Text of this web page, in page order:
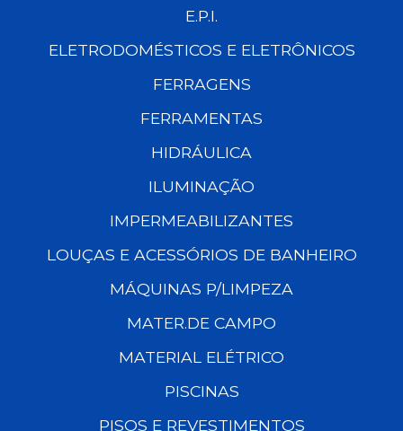
E.P.I.
ELETRODOMÉSTICOS E ELETRÔNICOS
FERRAGENS
FERRAMENTAS
HIDRÁULICA
ILUMINAÇÃO
IMPERMEABILIZANTES
LOUÇAS E ACESSÓRIOS DE BANHEIRO
MÁQUINAS P/LIMPEZA
MATER.DE CAMPO
MATERIAL ELÉTRICO
PISCINAS
PISOS E REVESTIMENTOS